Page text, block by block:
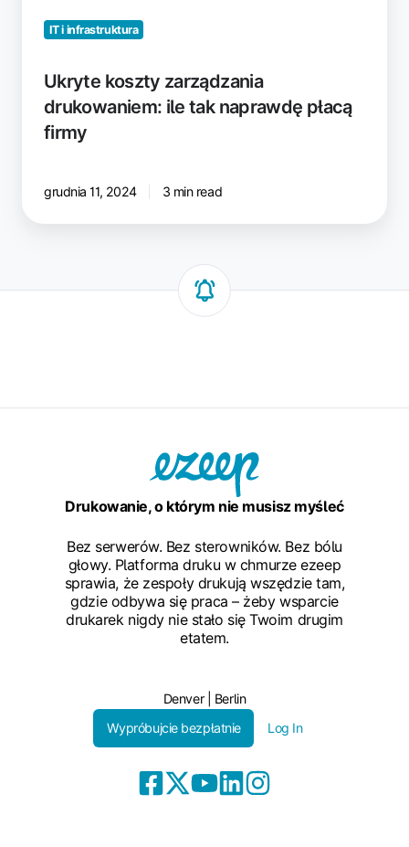
IT i infrastruktura
Ukryte koszty zarządzania
drukowaniem: ile tak naprawdę płacą
firmy
grudnia 11, 2024 3 min read
Drukowanie, o którym nie musisz myśleć
Bez serwerów. Bez sterowników. Bez bólu
głowy. Platforma druku w chmurze ezeep
sprawia, że zespoły drukują wszędzie tam,
gdzie odbywa się praca – żeby wsparcie
drukarek nigdy nie stało się Twoim drugim
etatem.
Denver | Berlin
Wypróbujcie bezpłatnie
Log In